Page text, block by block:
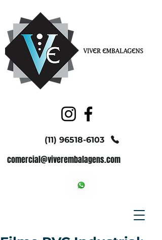
(11) 96518-6103
comercial@viverembalagens.com